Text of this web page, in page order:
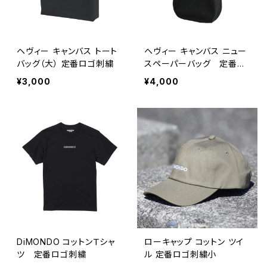
ヘヴィー キャンバス トート
バッグ（大） 定番ロゴ刺繍
¥3,000
ヘヴィー キャンバス ニュー
スペーパーバッグ 定番ロ
ゴ刺繍
¥4,000
DiMONDO コットンＴシャ
ツ 定番ロゴ刺繍
ローキャップ コットン ツイ
ル 定番ロゴ刺繍小